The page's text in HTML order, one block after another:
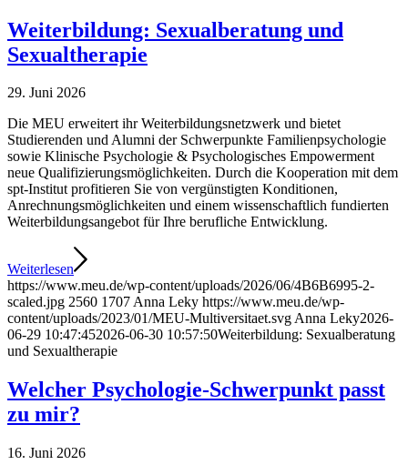
Weiterbildung: Sexualberatung und
Sexualtherapie
29. Juni 2026
Die MEU erweitert ihr Weiterbildungsnetzwerk und bietet
Studierenden und Alumni der Schwerpunkte Familienpsychologie
sowie Klinische Psychologie & Psychologisches Empowerment
neue Qualifizierungsmöglichkeiten. Durch die Kooperation mit dem
spt-Institut profitieren Sie von vergünstigten Konditionen,
Anrechnungsmöglichkeiten und einem wissenschaftlich fundierten
Weiterbildungsangebot für Ihre berufliche Entwicklung.
Weiterlesen
https://www.meu.de/wp-content/uploads/2026/06/4B6B6995-2-
scaled.jpg 2560 1707Anna Leky https://www.meu.de/wp-
content/uploads/2023/01/MEU-Multiversitaet.svgAnna Leky2026-
06-29 10:47:452026-06-30 10:57:50Weiterbildung: Sexualberatung
und Sexualtherapie
Welcher Psychologie-Schwerpunkt passt
zu mir?
16. Juni 2026